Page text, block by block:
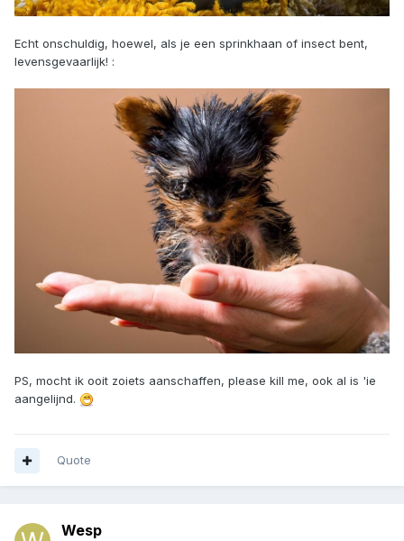
Echt onschuldig, hoewel, als je een sprinkhaan of insect bent,
levensgevaarlijk! :
PS, mocht ik ooit zoiets aanschaffen, please kill me, ook al is 'ie
aangelijnd.
Quote
Wesp